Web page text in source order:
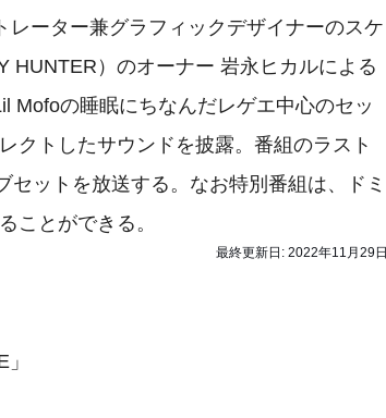
ーター兼グラフィックデザイナーのスケ
HUNTER）のオーナー 岩永ヒカルによる
Mofoの睡眠にちなんだレゲエ中心のセッ
クトしたサウンドを披露。番組のラスト
ットを放送する。なお特別番組は、ドミ
ことができる。
最終更新日: 2022年11月29日